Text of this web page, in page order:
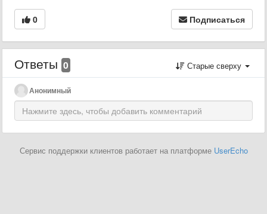
0 Подписаться
Ответы 0 Старые сверху
Анонимный
Сервис поддержки клиентов работает на платформе UserEcho